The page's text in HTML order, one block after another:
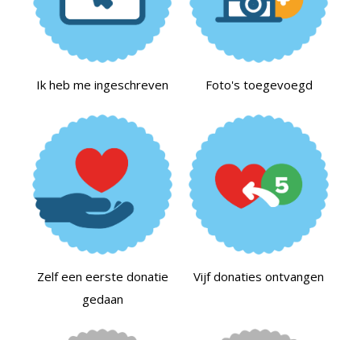
Ik heb me ingeschreven Foto's toegevoegd
Zelf een eerste donatie
gedaan
Vijf donaties ontvangen